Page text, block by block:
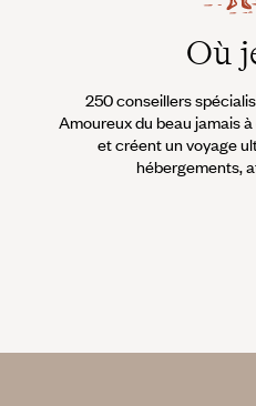
Où
250 conseillers
Amoureux du beau jamais
et créent un voyage
hébergements,